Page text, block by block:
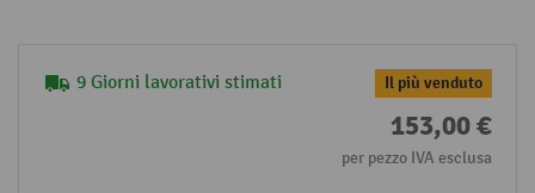
9 Giorni lavorativi stimati Il più venduto
153,00 €
per pezzo IVA esclusa